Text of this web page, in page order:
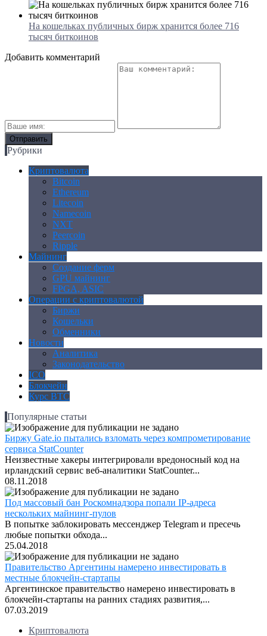
На кошельках публичных бирж хранится более 716
тысяч биткоинов
Добавить комментарий
Рубрики
Криптовалюта
Bitcoin
Ethereum
Litecoin
Namecoin
NXT
Peercoin
Ripple
Майнинг
Создание ферм
GPU майнинг
FPGA, ASIC
Операции с криптовалютой
Биржи
Кошельки
Обменники
Новости
Аналитика
Законодательство
ICO
Блокчейн
Курс BTC
Популярные статьи
Биржу Gate.io пытались взломать через компрометирование
сервиса StatCounter
Неизвестные хакеры интегрировали вредоносный код на
ирландский сервис веб-аналитики StatCounter...
08.11.2018
Под массовый бан Роскомнадзора попали IP-адреса
нескольких майнинг-пулов
В попытке заблокировать мессенджер Telegram и пресечь
любые попытки обхода...
25.04.2018
Правительство Аргентины намерено инвестировать в
местные блокчейн-стартапы
Аргентинское правительство намерено инвестировать в
блокчейн-стартапы на ранних стадиях развития,...
07.03.2019
Криптовалюта